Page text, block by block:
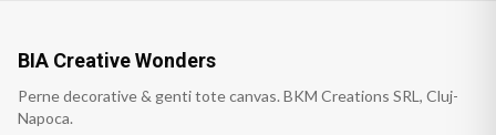
BIA Creative Wonders
Perne decorative & genti tote canvas. BKM Creations SRL, Cluj-
Napoca.